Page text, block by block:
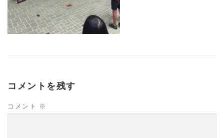
コメントを残す
コメント ※